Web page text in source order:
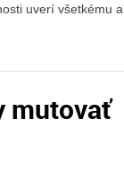
uverí všetkému a
mutovať